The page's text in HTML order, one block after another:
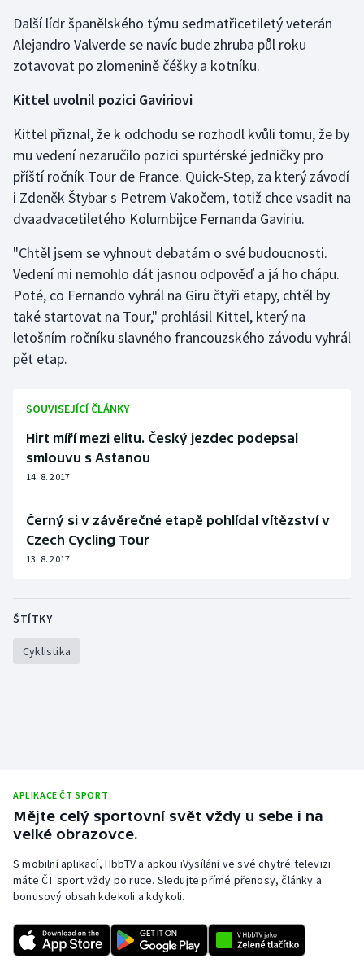
Motorsport
Olympijské hry
Parasport
Plavání
Plážový volejbal
Ragby
Rychlobruslení
Rychlostní kanoistika
Short track
Stolní tenis
Triatlon
Vodní slalom
Ostatní
Další lídr španělského týmu sedmatřicetiletý veterán
Alejandro Valverde se navíc bude zhruba půl roku
zotavovat po zlomenině čéšky a kotníku.
Kittel uvolnil pozici Gaviriovi
Kittel přiznal, že k odchodu se rozhodl kvůli tomu, že by
mu vedení nezaručilo pozici spurtérské jedničky pro
příští ročník Tour de France. Quick-Step, za který závodí
i Zdeněk Štybar s Petrem Vakočem, totiž chce vsadit na
dvaadvacetiletého Kolumbijce Fernanda Gaviriu.
"Chtěl jsem se vyhnout debatám o své budoucnosti.
Vedení mi nemohlo dát jasnou odpověď a já ho chápu.
Poté, co Fernando vyhrál na Giru čtyři etapy, chtěl by
také startovat na Tour," prohlásil Kittel, který na
letošním ročníku slavného francouzského závodu vyhrál
pět etap.
SOUVISEJÍCÍ ČLÁNKY
Hirt míří mezi elitu. Český jezdec podepsal
smlouvu s Astanou
14. 8. 2017
Černý si v závěrečné etapě pohlídal vítězství v
Czech Cycling Tour
13. 8. 2017
ŠTÍTKY
Cyklistika
APLIKACE ČT SPORT
Mějte celý sportovní svět vždy u sebe i na
velké obrazovce.
S mobilní aplikací, HbbTV a apkou iVysílání ve své chytré televizi
máte ČT sport vždy po ruce. Sledujte přímé přenosy, články a
bonusový obsah kdekoli a kdykoli.